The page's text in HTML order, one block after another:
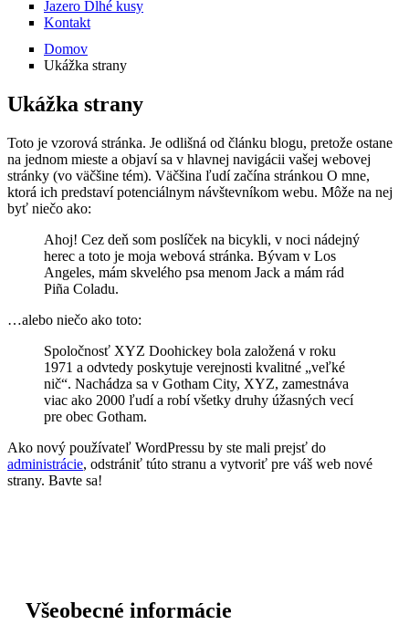
Jazero Dlhé kusy
Kontakt
Domov
Ukážka strany
Ukážka strany
Toto je vzorová stránka. Je odlišná od článku blogu, pretože ostane
na jednom mieste a objaví sa v hlavnej navigácii vašej webovej
stránky (vo väčšine tém). Väčšina ľudí začína stránkou O mne,
ktorá ich predstaví potenciálnym návštevníkom webu. Môže na nej
byť niečo ako:
Ahoj! Cez deň som poslíček na bicykli, v noci nádejný
herec a toto je moja webová stránka. Bývam v Los
Angeles, mám skvelého psa menom Jack a mám rád
Piña Coladu.
…alebo niečo ako toto:
Spoločnosť XYZ Doohickey bola založená v roku
1971 a odvtedy poskytuje verejnosti kvalitné „veľké
nič“. Nachádza sa v Gotham City, XYZ, zamestnáva
viac ako 2000 ľudí a robí všetky druhy úžasných vecí
pre obec Gotham.
Ako nový používateľ WordPressu by ste mali prejsť do
administrácie, odstrániť túto stranu a vytvoriť pre váš web nové
strany. Bavte sa!
Všeobecné informácie